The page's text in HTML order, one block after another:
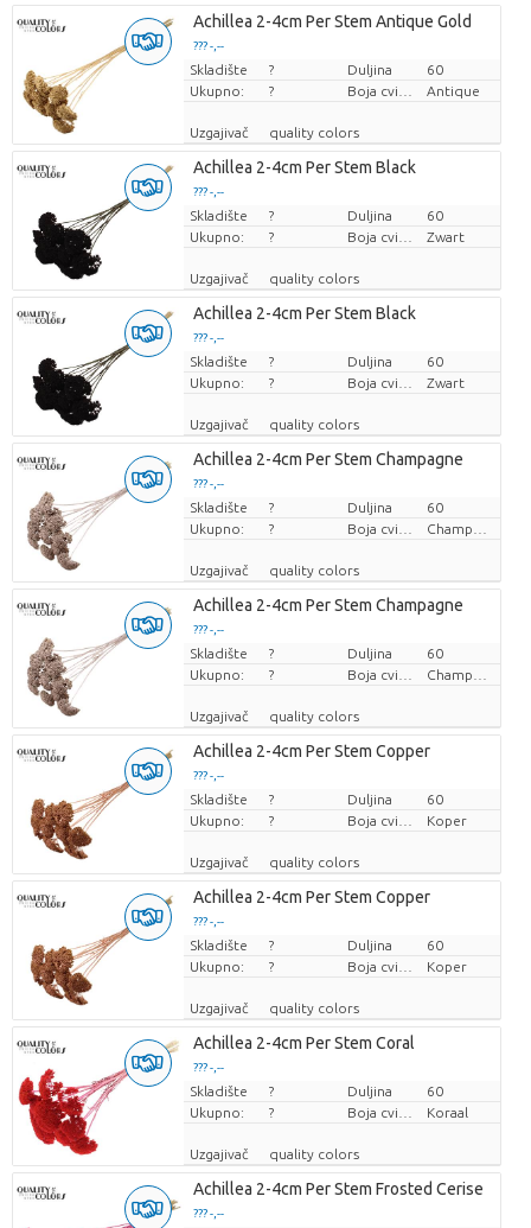
Achillea 2-4cm Per Stem Antique Gold
??? -,--
Cijena po komadu
Skladište ? Duljina
60
Ukupno:
? Antique
Uzgajivač quality colors
Achillea 2-4cm Per Stem Black
??? -,--
Cijena po komadu
Skladište ? Duljina
60
Ukupno:
? Zwart
Uzgajivač quality colors
Achillea 2-4cm Per Stem Black
??? -,--
Cijena po komadu
Skladište ? Duljina
60
Ukupno:
? Zwart
Uzgajivač quality colors
Achillea 2-4cm Per Stem Champagne
??? -,--
Cijena po komadu
Skladište ? Duljina
60
Ukupno:
?
Uzgajivač quality colors
Achillea 2-4cm Per Stem Champagne
??? -,--
Cijena po komadu
Skladište ? Duljina
60
Ukupno:
?
Uzgajivač quality colors
Achillea 2-4cm Per Stem Copper
??? -,--
Cijena po komadu
Skladište ? Duljina
60
Ukupno:
? Koper
Uzgajivač quality colors
Achillea 2-4cm Per Stem Copper
??? -,--
Cijena po komadu
Skladište ? Duljina
60
Ukupno:
? Koper
Uzgajivač quality colors
Achillea 2-4cm Per Stem Coral
??? -,--
Cijena po komadu
Skladište ? Duljina
60
Ukupno:
? Koraal
Uzgajivač quality colors
Achillea 2-4cm Per Stem Frosted Cerise
??? -,--